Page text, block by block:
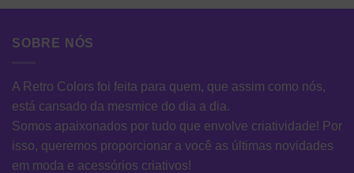
SOBRE NÓS
A Retro Colors foi feita para quem, que assim como nós,
está cansado da mesmice do dia a dia.
Somos apaixonados por tudo que envolve criatividade! Por
isso, queremos proporcionar a você as últimas novidades
em moda e acessórios criativos!